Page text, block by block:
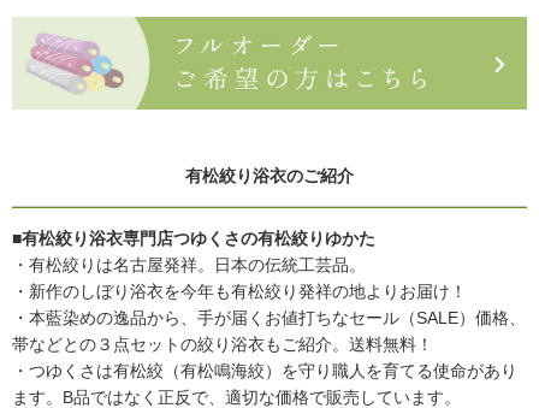
有松絞り浴衣のご紹介
■有松絞り浴衣専門店つゆくさの有松絞りゆかた
・有松絞りは名古屋発祥。日本の伝統工芸品。
・新作のしぼり浴衣を今年も有松絞り発祥の地よりお届け！
・本藍染めの逸品から、手が届くお値打ちなセール（SALE）価格、
帯などとの３点セットの絞り浴衣もご紹介。送料無料！
・つゆくさは有松絞（有松鳴海絞）を守り職人を育てる使命があり
ます。B品ではなく正反で、適切な価格で販売しています。